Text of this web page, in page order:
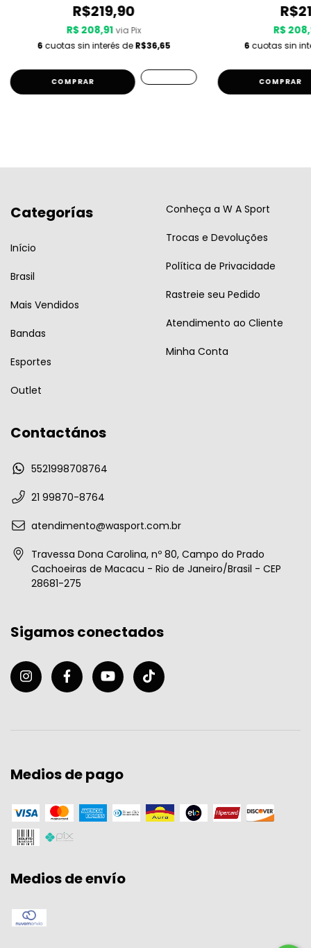
R$219,90
R$ 208,91 via Pix
6 cuotas sin interés deR$36,65
COMPRAR
R$
6 cuotas sin
COMPRAR
Categorías
Início
Brasil
Mais Vendidos
Bandas
Esportes
Outlet
Conheça a W A Sport
Trocas e Devoluções
Política de Privacidade
Rastreie seu Pedido
Atendimento ao Cliente
Minha Conta
Contactános
5521998708764
21 99870-8764
atendimento@wasport.com.br
Travessa Dona Carolina, nº 80, Campo do Prado
Cachoeiras de Macacu - Rio de Janeiro/Brasil - CEP
28681-275
Sigamos conectados
Medios de pago
Medios de envío